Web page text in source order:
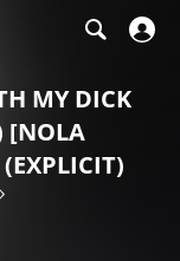
MY DICK
[NOLA